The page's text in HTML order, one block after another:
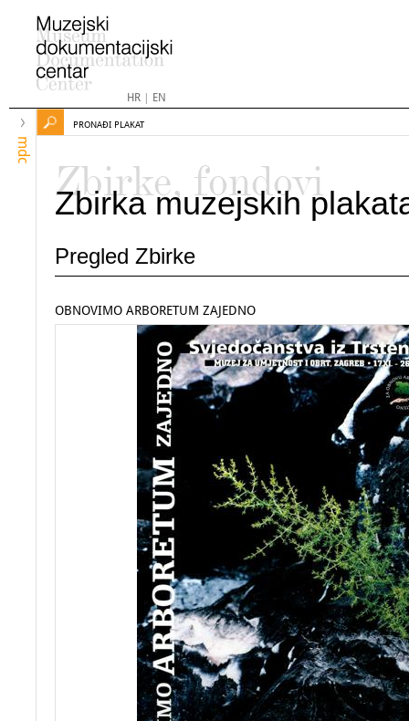
HR| EN
mdc
PRONAĐI PLAKAT
Zbirke, fondovi
Zbirka muzejskih
Pregled Zbirke
OBNOVIMO ARBORETUM ZAJEDNO